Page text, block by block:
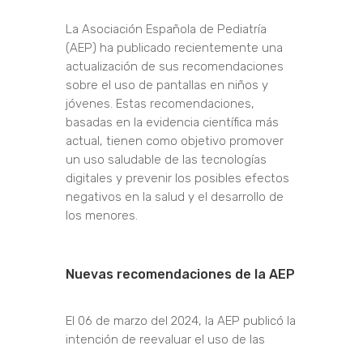
La Asociación Española de Pediatría
(AEP) ha publicado recientemente una
actualización de sus recomendaciones
sobre el uso de pantallas en niños y
jóvenes. Estas recomendaciones,
basadas en la evidencia científica más
actual, tienen como objetivo promover
un uso saludable de las tecnologías
digitales y prevenir los posibles efectos
negativos en la salud y el desarrollo de
los menores.
Nuevas recomendaciones de la AEP
El 06 de marzo del 2024, la AEP publicó la
intención de reevaluar el uso de las